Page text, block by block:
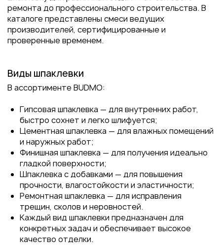
ремонта до профессионального строительства. В
каталоге представлены смеси ведущих
производителей, сертифицированные и
проверенные временем.
Виды шпаклевки
В ассортименте BUDMO:
Гипсовая шпаклевка — для внутренних работ,
быстро сохнет и легко шлифуется;
Цементная шпаклевка — для влажных помещений
и наружных работ;
Финишная шпаклевка — для получения идеально
гладкой поверхности;
Шпаклевка с добавками — для повышения
прочности, влагостойкости и эластичности;
Ремонтная шпаклевка — для исправления
трещин, сколов и неровностей.
Каждый вид шпаклевки предназначен для
конкретных задач и обеспечивает высокое
качество отделки.